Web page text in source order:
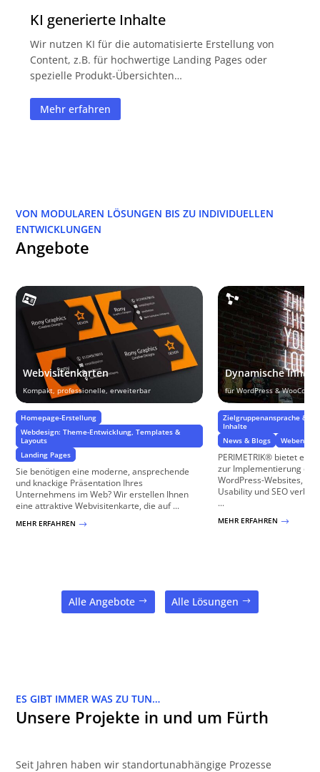
KI generierte Inhalte
Wir nutzen KI für die automatisierte Erstellung von
Content, z.B. für hochwertige Landing Pages oder
spezielle Produkt-Übersichten…
Mehr erfahren
VON MODULAREN LÖSUNGEN BIS ZU INDIVIDUELLEN
ENTWICKLUNGEN
Angebote
Webvisitenkarten
Kompakt, professionelle, erweiterbar
Homepage-Erstellung
Webdesign: Theme-Entwicklung, Templates &
Layouts
Landing Pages
Sie benötigen eine moderne, ansprechende
und knackige Präsentation Ihres
Unternehmens im Web? Wir erstellen Ihnen
eine attraktive Webvisitenkarte, die auf ...
MEHR ERFAHREN $
Dynamische
für WordPress &
Zielgruppenansprache &
Inhalte
News & Blogs
PERIMETRIK® bietet
zur Implementierung
WordPress-Websites,
Usability und SEO
...
MEHR ERFAHREN $
Alle Angebote Alle Lösungen
ES GIBT IMMER WAS ZU TUN…
Unsere Projekte in und um Fürth
Seit Jahren haben wir standortunabhängige Prozesse